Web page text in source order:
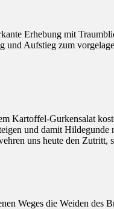
Erhebung mit
und Aufstieg zum
Kartoffel-Gurkensalat
und damit
uns heute den Zutritt,
Weges die Weiden des